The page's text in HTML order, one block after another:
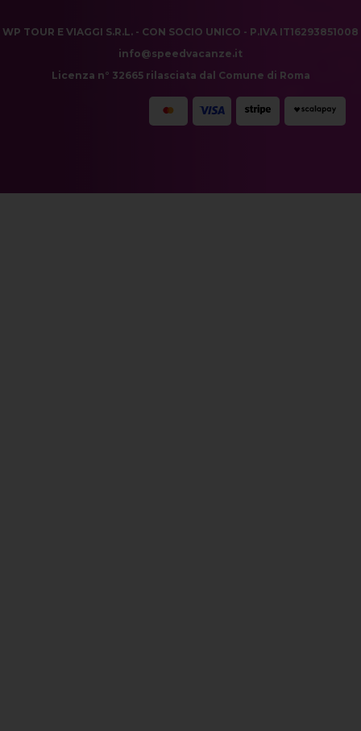
WP TOUR E VIAGGI S.R.L. - CON SOCIO UNICO - P.IVA IT16293851008
info@speedvacanze.it
Licenza n° 32665 rilasciata dal Comune di Roma